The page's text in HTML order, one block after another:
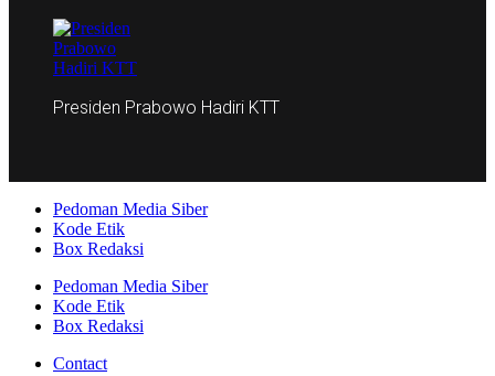
Presiden Prabowo Hadiri KTT
Pedoman Media Siber
Kode Etik
Box Redaksi
Pedoman Media Siber
Kode Etik
Box Redaksi
Contact